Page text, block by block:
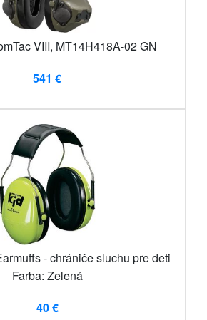
VIII, MT14H418A-02 GN
541 €
- chrániče sluchu pre deti
Farba: Zelená
40 €